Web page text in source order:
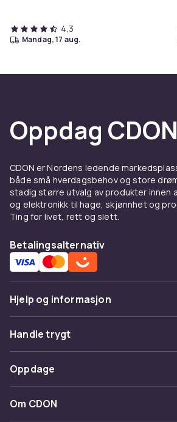
4,3
mandag, 17 aug.
Oppdag CDON
CDON er Nordens ledende
både små hverdagsbehov og store
stadig større utvalg av produkter innen
og elektronikk til hage, skjønnhet og
Ting for livet, rett og slett.
Betalingsalternativ
Hjelp og informasjon
Vanlige spørsmål
Spor pakke
Angre & returner her
Kontakt oss
Handle trygt
Betaling
Levering
Oppdage
Kategorier
Om CDON